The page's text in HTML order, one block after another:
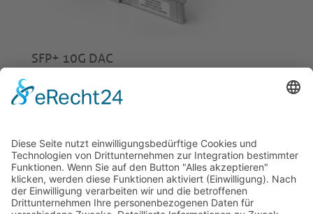
SFP+ 10G DAC
ab
© 2026 Tecowin GmbH |Impressum|Datenschutz
| Widerrufsrecht|AGB| Gewährleistung|RMA